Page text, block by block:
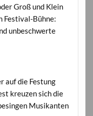
Groß und Klein
Festival-Bühne:
unbeschwerte
auf die Festung
kreuzen sich die
Musikanten